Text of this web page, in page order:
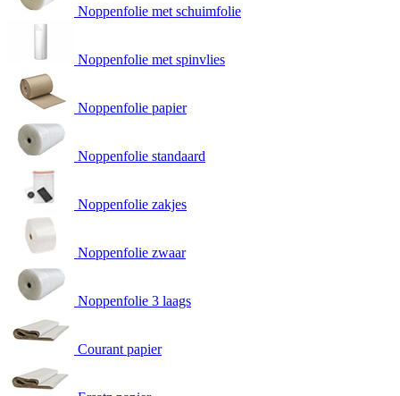
Noppenfolie met schuimfolie
Noppenfolie met spinvlies
Noppenfolie papier
Noppenfolie standaard
Noppenfolie zakjes
Noppenfolie zwaar
Noppenfolie 3 laags
Courant papier